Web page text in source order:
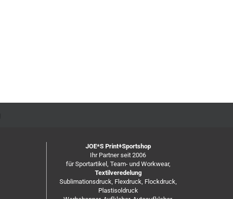
JOE*S Print+Sportshop
Ihr Partner seit 2006
für Sportartikel, Team- und Workwear,
Textilveredelung
Sublimationsdruck, Flexdruck, Flockdruck,
Plastisoldruck